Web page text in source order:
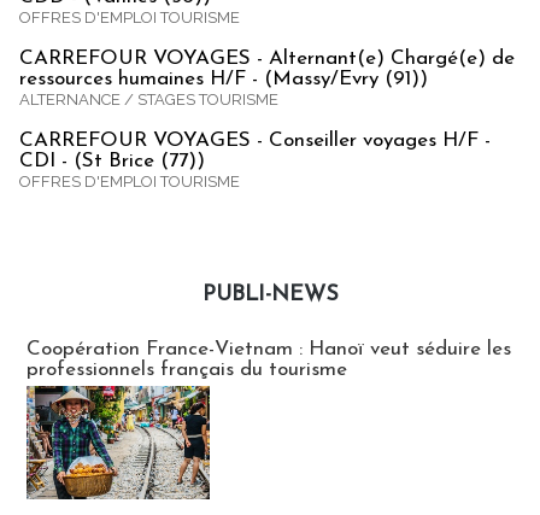
OFFRES D'EMPLOI TOURISME
CARREFOUR VOYAGES - Alternant(e) Chargé(e) de
ressources humaines H/F - (Massy/Evry (91))
ALTERNANCE / STAGES TOURISME
CARREFOUR VOYAGES - Conseiller voyages H/F -
CDI - (St Brice (77))
OFFRES D'EMPLOI TOURISME
PUBLI-NEWS
Coopération France-Vietnam : Hanoï veut séduire les
professionnels français du tourisme